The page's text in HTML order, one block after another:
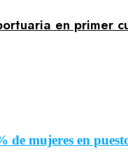
en primer
de mujeres en